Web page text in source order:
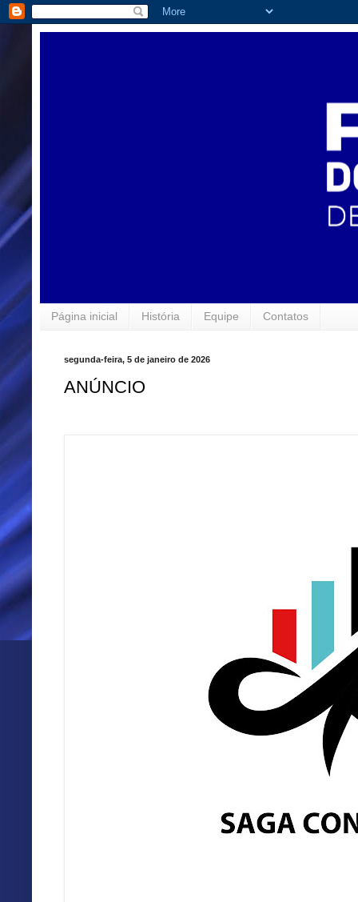
Página inicial História Equipe Contatos
segunda-feira, 5 de janeiro de 2026
ANÚNCIO